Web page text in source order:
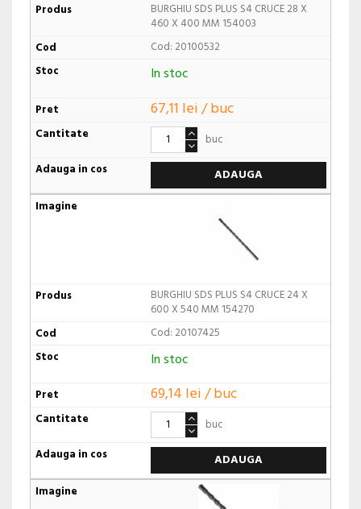
BURGHIU SDS PLUS S4 CRUCE 28 X
460 X 400 MM 154003
Cod: 20100532
In stoc
67,11 lei / buc
buc
ADAUGA
BURGHIU SDS PLUS S4 CRUCE 24 X
600 X 540 MM 154270
Cod: 20107425
In stoc
69,14 lei / buc
buc
ADAUGA